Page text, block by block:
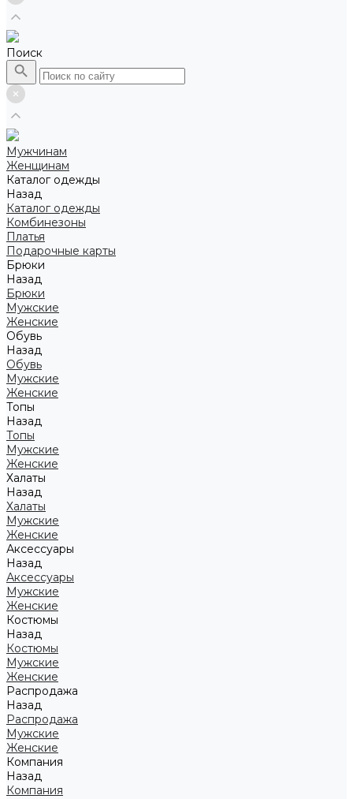
Поиск
Мужчинам
Женщинам
Каталог одежды
Назад
Каталог одежды
Комбинезоны
Платья
Подарочные карты
Брюки
Назад
Брюки
Мужские
Женские
Обувь
Назад
Обувь
Мужские
Женские
Топы
Назад
Топы
Мужские
Женские
Халаты
Назад
Халаты
Мужские
Женские
Аксессуары
Назад
Аксессуары
Мужские
Женские
Костюмы
Назад
Костюмы
Мужские
Женские
Распродажа
Назад
Распродажа
Мужские
Женские
Компания
Назад
Компания